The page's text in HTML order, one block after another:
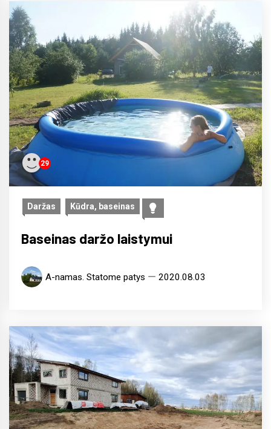
29
Daržas Kūdra, baseinas
Baseinas daržo laistymui
A-namas. Statome patys 2020.08.03